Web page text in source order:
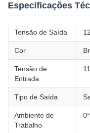
Especificações
Tensão de Saída
Cor
Tensão de
Entrada
Tipo de Saída
Ambiente de
Trabalho